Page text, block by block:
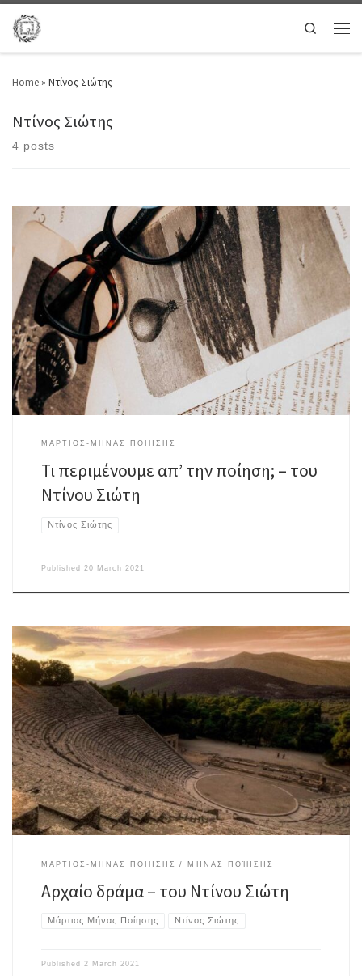
Search
Home » Ντίνος Σιώτης
Ντίνος Σιώτης
4 posts
Με αφορμή την μεθαυριανή Παγκόσμια Ημέρα Ποίησης αναρωτιέμαι αν
μπορούν οι ποιητές, σε εποχή κρίσης, να απευθυνθούν στην κοινωνία
μέσα στην οποία ζουν. Αν ναι, τότε ο κόσμος θα τους ακούσει. Γιατί σε
καιρούς κρίσης η ποίηση πρέπει να έχει την αποδοχή του λαού, αντί να
περιχαρακώνεται σε μια μικρή παρέα […]
ΜΑΡΤΙΟΣ-ΜΗΝΑΣ ΠΟΙΗΣΗΣ
Τι περιμένουμε απ’ την ποίηση; – του
Ντίνου Σιώτη
Ντίνος Σιώτης
Published 20 March 2021
Σε περιβάλλον που μοιάζει περίπλοκο μια επέτειοςζητά δικαίωση, δυο
αιώνες μετά γινόμαστε μάρτυρεςενός Μάρτη που δεν σηκώνει λάβαρα
ανεξαρτησίας αλλά σημαίες μοναδικής ευκαιρίας να ξεγελάσουμετην
Ιστορία, τα παθήματα να θυμηθούμε από όπουδιδάγματα θα έπρεπε να
αντλούμε, ασπαζόμαστε τελετές όπου τα αρχαία κείμενα αντί να
γίνονταιαιτία έμπνευσης κι ενδοσκόπησης γίνονται αφορμήδιχασμού
[…]
ΜΑΡΤΙΟΣ-ΜΗΝΑΣ ΠΟΙΗΣΗΣ ΜΉΝΑΣ ΠΟΊΗΣΗΣ
Αρχαίο δράμα – του Ντίνου Σιώτη
Μάρτιος Μήνας Ποίησης Ντίνος Σιώτης
Published 2 March 2021